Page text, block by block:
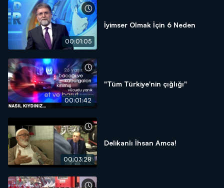
00:01:05
İyimser Olmak İçin 6 Neden
00:01:42
"Tüm Türkiye'nin çığlığı"
00:03:28
Delikanlı İhsan Amca!